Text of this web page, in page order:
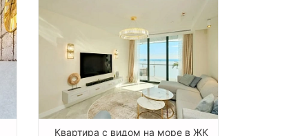
Квартира с видом на море в ЖК